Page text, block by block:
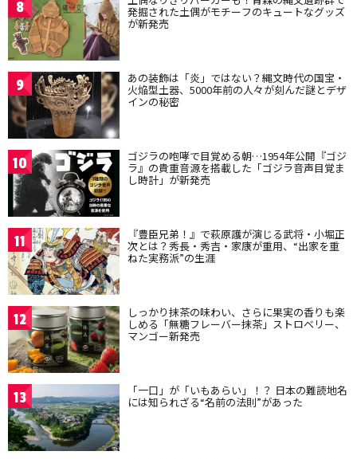
8 発掘された土偶がモチーフのキュートなグッズ
が新発売
9 あの装飾は「炎」ではない？縄文時代の国宝・
火焔型土器、5000年前の人々が刻んだ謎とデザ
インの秘密
10 ゴジラの咆哮で目覚める朝…1954年公開『ゴジ
ラ』の貴重音源を搭載した「ゴジラ音声目覚ま
し時計」が新発売
11 『豊臣兄弟！』で萩原護が演じる武将・小堀正
次とは？秀長・秀吉・家康が重用、“出家を重
ねた実務派”の生涯
12 しっかり抹茶の味わい、さらに果実の香りも楽
しめる「無糖フレーバー抹茶」ストロベリー、
マンゴー新発売
13 「一口」が「いもあらい」！？ 日本の難読地名
には知られざる“名前の法則”があった